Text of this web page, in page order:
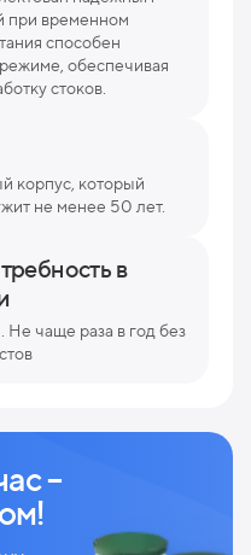
при временном
способен
обеспечивая
стоков.
корпус, который
не менее 50 лет.
в
чаще раза в год без
–